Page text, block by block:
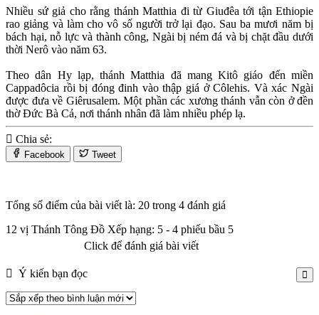
Nhiều sứ giả cho rằng thánh Matthia đi từ Giuđêa tới tận Ethiopie
rao giảng và làm cho vô số người trở lại đạo. Sau ba mươi năm bị
bách hại, nỗ lực và thành công, Ngài bị ném đá và bị chặt đầu dưới
thời Nerô vào năm 63.
Theo dân Hy lạp, thánh Matthia đã mang Kitô giáo đến miền
Cappadôcia rồi bị đóng đinh vào thập giá ở Côlehis. Và xác Ngài
được đưa về Giêrusalem. Một phần các xương thánh vẫn còn ở đền
thờ Đức Bà Cả, nơi thánh nhân đã làm nhiều phép lạ.
Chia sẻ:
Facebook Tweet
Tổng số điểm của bài viết là: 20 trong 4 đánh giá
12 vị Thánh Tông Đồ Xếp hạng: 5 - 4 phiếu bầu 5
Click để đánh giá bài viết
Ý kiến bạn đọc